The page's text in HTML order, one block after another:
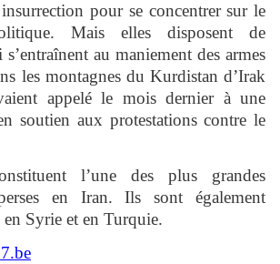
pour se concentrer sur le
Mais elles disposent de
au maniement des armes
les montagnes du Kurdistan d’Irak
appelé le mois dernier à une
soutien aux protestations contre le
l’une des plus grandes
en Iran. Ils sont également
en Syrie et en Turquie.